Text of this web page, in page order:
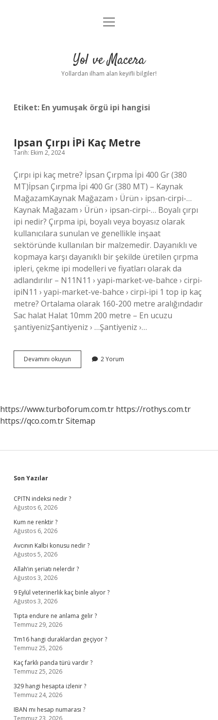
Anasayfa
Yasal Uyarı
menüyü
Yol ve Macera
Yollardan ilham alan keyifli bilgiler!
Etiket: En yumuşak örgü ipi hangisi
Ipsan Çırpı İPi Kaç Metre
Tarih: Ekim 2, 2024
Çırpı ipi kaç metre? İpsan Çırpma İpi 400 Gr (380
MT)İpsan Çırpma İpi 400 Gr (380 MT) – Kaynak
MağazamKaynak Mağazam › Ürün › ipsan-cirpi-…
Kaynak Mağazam › Ürün › ipsan-cirpi-… Boyalı çırpı
ipi nedir? Çırpma ipi, boyalı veya boyasız olarak
kullanıcılara sunulan ve genellikle inşaat
sektöründe kullanılan bir malzemedir. Dayanıklı ve
kopmaya karşı dayanıklı bir şekilde üretilen çırpma
ipleri, çekme ipi modelleri ve fiyatları olarak da
adlandırılır – N11N11 › yapi-market-ve-bahce › cirpi-
ipiN11 › yapi-market-ve-bahce › cirpi-ipi 1 top ip kaç
metre? Ortalama olarak 160-200 metre aralığındadır
Sac halat Halat 10mm 200 metre – En ucuzu
şantiyenizŞantiyeniz › …Şantiyeniz ›…
Devamını okuyun
Çırpı
2 Yorum
https://www.turboforum.com.tr https://rothys.com.tr
https://qco.com.trSitemap
Sidebar
Son Yazılar
CPITN indeksi nedir ?
Ağustos 6, 2026
Kum ne renktir ?
Ağustos 6, 2026
Avcının Kalbi konusu nedir ?
Ağustos 5, 2026
Allah’ın şeriatı nelerdir ?
Ağustos 3, 2026
9 Eylül veterinerlik kaç binle alıyor ?
Ağustos 3, 2026
Tıpta endure ne anlama gelir ?
Temmuz 29, 2026
Tm16 hangi duraklardan geçiyor ?
Temmuz 25, 2026
Kaç farklı panda türü vardır ?
Temmuz 25, 2026
329 hangi hesapta izlenir ?
Temmuz 24, 2026
IBAN mı hesap numarası ?
Temmuz 23, 2026